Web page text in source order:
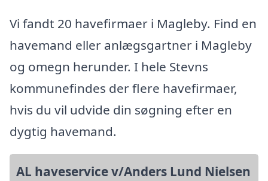
Vi fandt 20 havefirmaer i Magleby. Find en
havemand eller anlægsgartner i Magleby
og omegn herunder. I hele Stevns
kommunefindes der flere havefirmaer,
hvis du vil udvide din søgning efter en
dygtig havemand.
AL haveservice v/Anders Lund Nielsen